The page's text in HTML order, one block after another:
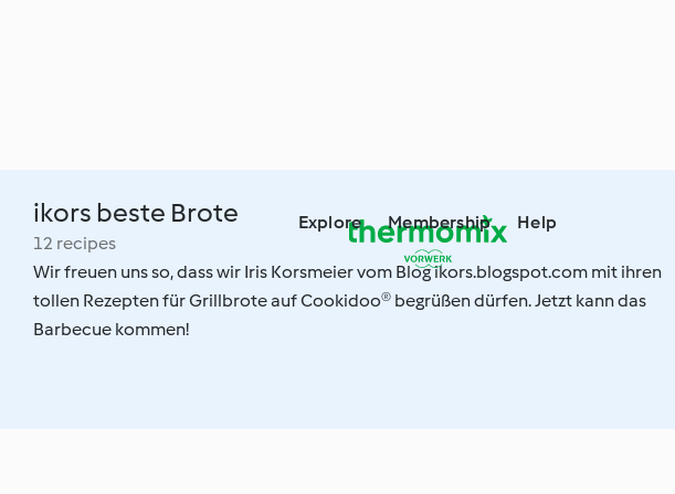
Explore Membership Help
ikors beste Brote
12 recipes
Wir freuen uns so, dass wir Iris Korsmeier vom Blog ikors.blogspot.com mit ihren
tollen Rezepten für Grillbrote auf Cookidoo® begrüßen dürfen. Jetzt kann das
Barbecue kommen!